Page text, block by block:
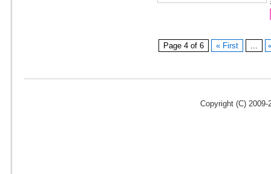
Page 4 of 6 « First ...
Copyright (C)